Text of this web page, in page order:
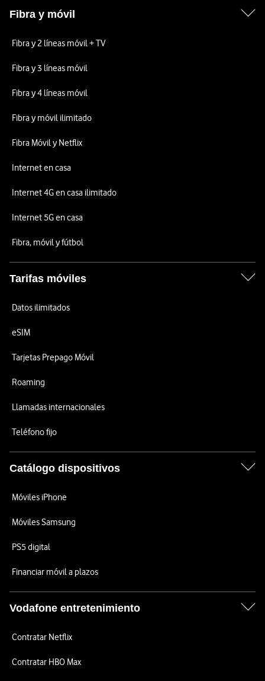
Fibra y móvil
Fibra y 2 líneas móvil + TV
Fibra y 3 líneas móvil
Fibra y 4 líneas móvil
Fibra y móvil ilimitado
Fibra Móvil y Netflix
Internet en casa
Internet 4G en casa ilimitado
Internet 5G en casa
Fibra, móvil y fútbol
Tarifas móviles
Datos ilimitados
eSIM
Tarjetas Prepago Móvil
Roaming
Llamadas internacionales
Teléfono fijo
Catálogo dispositivos
Móviles iPhone
Móviles Samsung
PS5 digital
Financiar móvil a plazos
Vodafone entretenimiento
Contratar Netflix
Contratar HBO Max